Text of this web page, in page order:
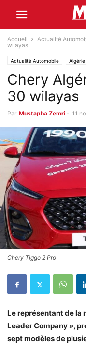
Accueil Actualité
wilayas
Actualité Automobile Algérie
Chery
30 wilayas
Par Mustapha Zemri - 11
Chery Tiggo 2 Pro
Le représentant de la
Leader Company »,
sept modèles de